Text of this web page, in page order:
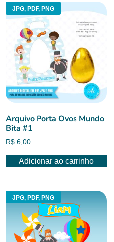
JPG, PDF, PNG
Arquivo Porta Ovos Mundo
Bita #1
R$ 6,00
Adicionar ao carrinho
JPG, PDF, PNG